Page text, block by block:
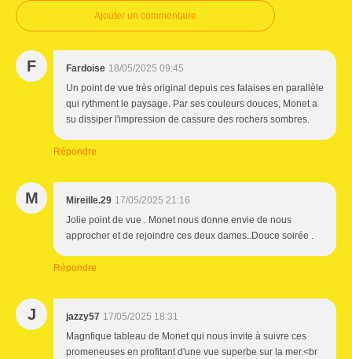
Ajouter un commentaire
F Fardoise 18/05/2025 09:45
Un point de vue très original depuis ces falaises en parallèle
qui rythment le paysage. Par ses couleurs douces, Monet a
su dissiper l'impression de cassure des rochers sombres.
Répondre
M Mireille.29 17/05/2025 21:16
Jolie point de vue . Monet nous donne envie de nous
approcher et de rejoindre ces deux dames..Douce soirée .
Répondre
J jazzy57 17/05/2025 18:31
Magnfique tableau de Monet qui nous invite à suivre ces
promeneuses en profitant d'une vue superbe sur la mer.<br